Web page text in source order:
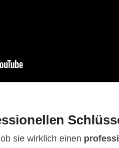
sie wirklich einen